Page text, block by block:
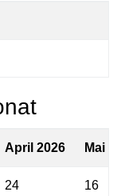
April 2026 Mai
24 16